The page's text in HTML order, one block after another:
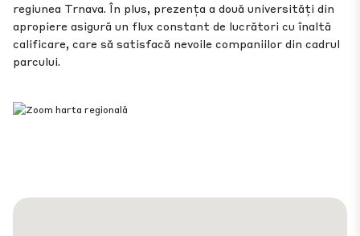
regiunea Trnava. În plus, prezența a două universități din
apropiere asigură un flux constant de lucrători cu înaltă
calificare, care să satisfacă nevoile companiilor din cadrul
parcului.